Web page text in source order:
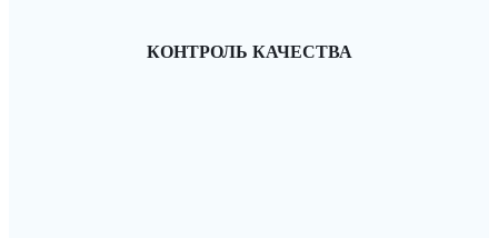
КОНТРОЛЬ КАЧЕСТВА